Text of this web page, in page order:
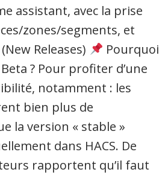
assistant, avec la prise
zones/segments, et
Releases)
Pourquoi
? Pour profiter d’une
notamment : les
bien plus de
la version « stable »
dans HACS. De
rapportent qu’il faut